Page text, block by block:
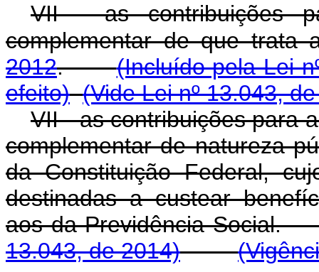
VII - as contribuições
complementar de que trata
2012.(Incluído pela Lei
efeito) (Vide Lei nº 13.043,
VII - as contribuições para
complementar de natureza
da Constituição Federal,
destinadas a custear
aos da Previdência
13.043, de 2014)